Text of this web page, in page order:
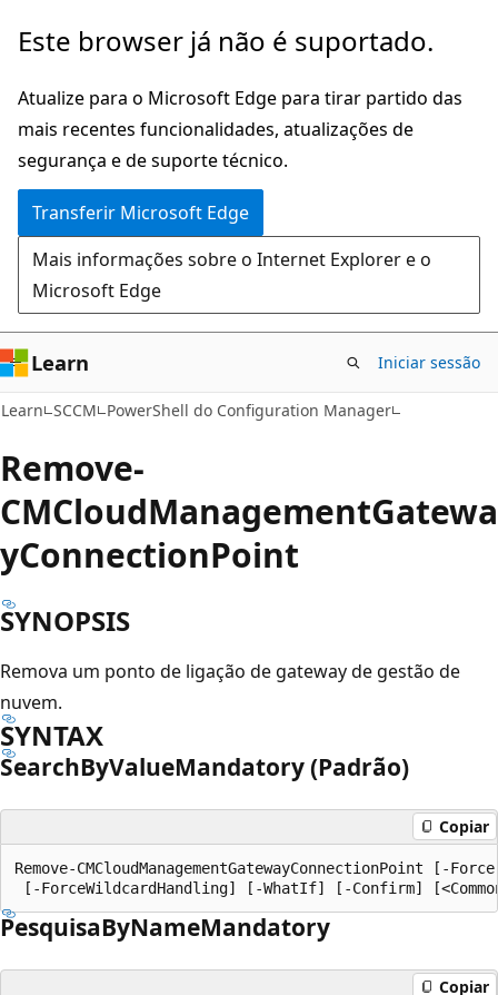
Saltar
o
conteúdo
principal
Este browser já não é suportado.
Atualize para o Microsoft Edge para tirar partido das
mais recentes funcionalidades, atualizações de
segurança e de suporte técnico.
Transferir Microsoft Edge
Mais informações sobre o Internet Explorer e o
Microsoft Edge
Learn Iniciar sessão
Learn SCCM PowerShell do Configuration Manager
Remove-
CMCloudManagementGatewa
yConnectionPoint
SYNOPSIS
Remova um ponto de ligação de gateway de gestão de
nuvem.
SYNTAX
SearchByValueMandatory (Padrão)
Copiar
Remove-CMCloudManagementGatewayConnectionPoint
PesquisaByNameMandatory
Copiar